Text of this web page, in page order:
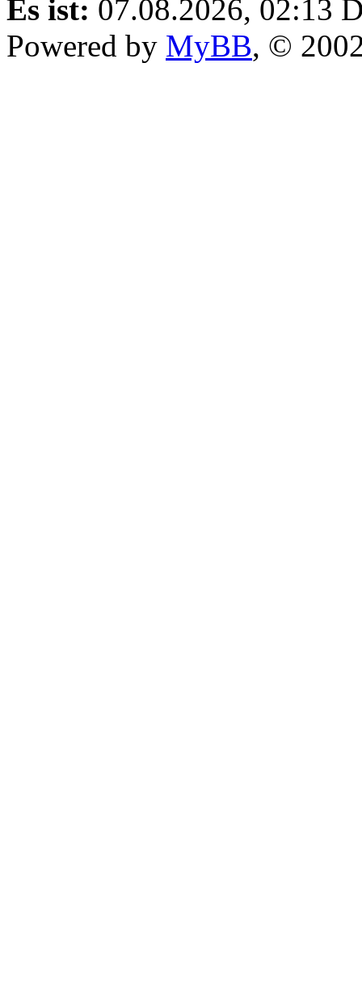
Es ist: 07.08.2026, 02:13
Powered by MyBB, ©